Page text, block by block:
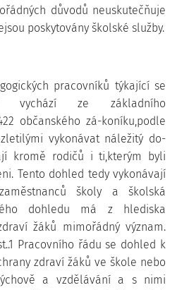
důvodů neuskutečňuje
poskytovány školské služby.
pracovníků týkající se
vychází ze základního
občanského zá-koníku,podle
vykonávat náležitý do-
kromě rodičů i ti,kterým byli
Tento dohled tedy vykonávají
školy a školská
dohledu má z hlediska
žáků mimořádný význam.
Pracovního řádu se dohled k
zdraví žáků ve škole nebo
a vzdělávání a s nimi